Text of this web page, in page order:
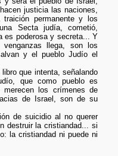
justicia las naciones,
permanente y los
Secta judía, cometió,
es poderosa y secreta... Y
llega, son los
y el pueblo Judío el
que intenta, señalando
que como pueblo es
los crímenes de
de Israel, son de su
de suicidio al no querer
destruir la cristiandad... si
la cristiandad ni puede ni